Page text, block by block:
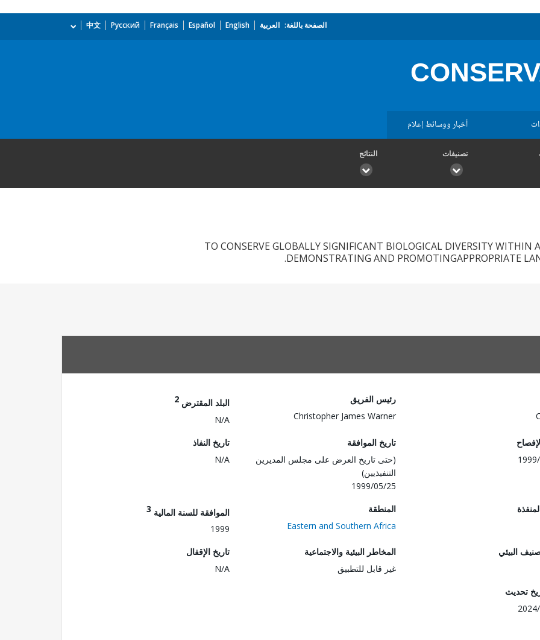
الصفحة باللغة: العربية English
Español
Français
Русский
中文
أخبار ووسائط إعلام
تصنيفات النتائج
TO CONSERVE GLOBALLY SIGNIFICANT BIOLOGICAL DIVERSITY WITHIN
DEMONSTRATING AND PROMOTINGAPPROPRIATE
رئيس الفريق
Christopher James Warner
البلد المقترض 2
N/A
تاريخ الموافقة
(حتى تاريخ العرض على مجلس المديرين
التنفيذيين)
1999/05/25
تاريخ النفاذ
N/A
المنطقة
Eastern and Southern Africa
الموافقة للسنة المالية 3
1999
البيئي
المخاطر البيئية والاجتماعية
غير قابل للتطبيق
تاريخ الإقفال
N/A
تحديث